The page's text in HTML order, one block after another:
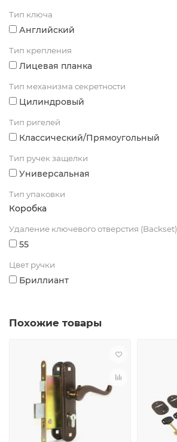
Тип ключа
Английский
Тип крепления
Лицевая планка
Тип механизма секретности
Цилиндровый
Тип ригелей
Классический/Прямоугольный
Тип ручек защелки
Универсальная
Тип упаковки
Коробка
Удаление ключевого отверстия (Backset)
55
Цвет ручки
Бриллиант
Похожие товары